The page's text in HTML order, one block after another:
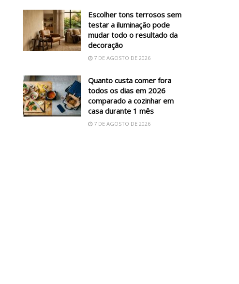
Escolher tons terrosos sem
testar a iluminação pode
mudar todo o resultado da
decoração
7 DE AGOSTO DE 2026
Quanto custa comer fora
todos os dias em 2026
comparado a cozinhar em
casa durante 1 mês
7 DE AGOSTO DE 2026